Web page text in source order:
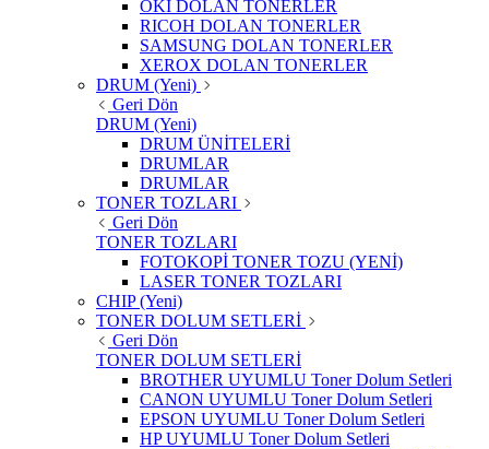
OKI DOLAN TONERLER
RICOH DOLAN TONERLER
SAMSUNG DOLAN TONERLER
XEROX DOLAN TONERLER
DRUM (Yeni)
Geri Dön
DRUM (Yeni)
DRUM ÜNİTELERİ
DRUMLAR
DRUMLAR
TONER TOZLARI
Geri Dön
TONER TOZLARI
FOTOKOPİ TONER TOZU (YENİ)
LASER TONER TOZLARI
CHIP (Yeni)
TONER DOLUM SETLERİ
Geri Dön
TONER DOLUM SETLERİ
BROTHER UYUMLU Toner Dolum Setleri
CANON UYUMLU Toner Dolum Setleri
EPSON UYUMLU Toner Dolum Setleri
HP UYUMLU Toner Dolum Setleri